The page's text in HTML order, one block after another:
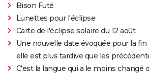
Bison Futé
Lunettes pour l'éclipse
Carte de l'éclipse solaire du 12 août
Une nouvelle date évoquée pour la fin
elle est plus tardive que les
C'est la langue qui a le moins changé